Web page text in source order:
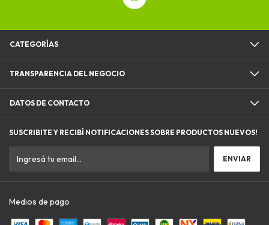
CATEGORÍAS
TRANSPARENCIA DEL NEGOCIO
DATOS DE CONTACTO
SUSCRIBITE Y RECIBÍ NOTIFICACIONES SOBRE PRODUCTOS NUEVOS!
Medios de pago